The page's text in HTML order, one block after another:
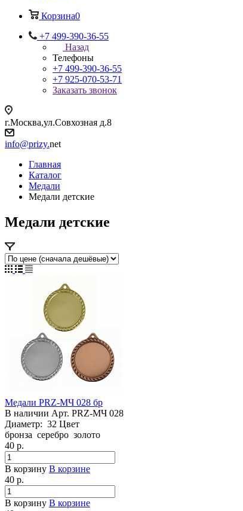
Корзина0
+7 499-390-36-55
Назад
Телефоны
+7 499-390-36-55
+7 925-070-53-71
Заказать звонок
г.Москва,ул.Совхозная д.8
info@prizy.net
Главная
Каталог
Медали
Медали детские
Медали детские
Медали PRZ-МЧ 028 бр
В наличии Арт. PRZ-МЧ 028
Диаметр: 32 Цвет
бронза серебро золото
40 р.
В корзину В корзине
40 р.
В корзину В корзине